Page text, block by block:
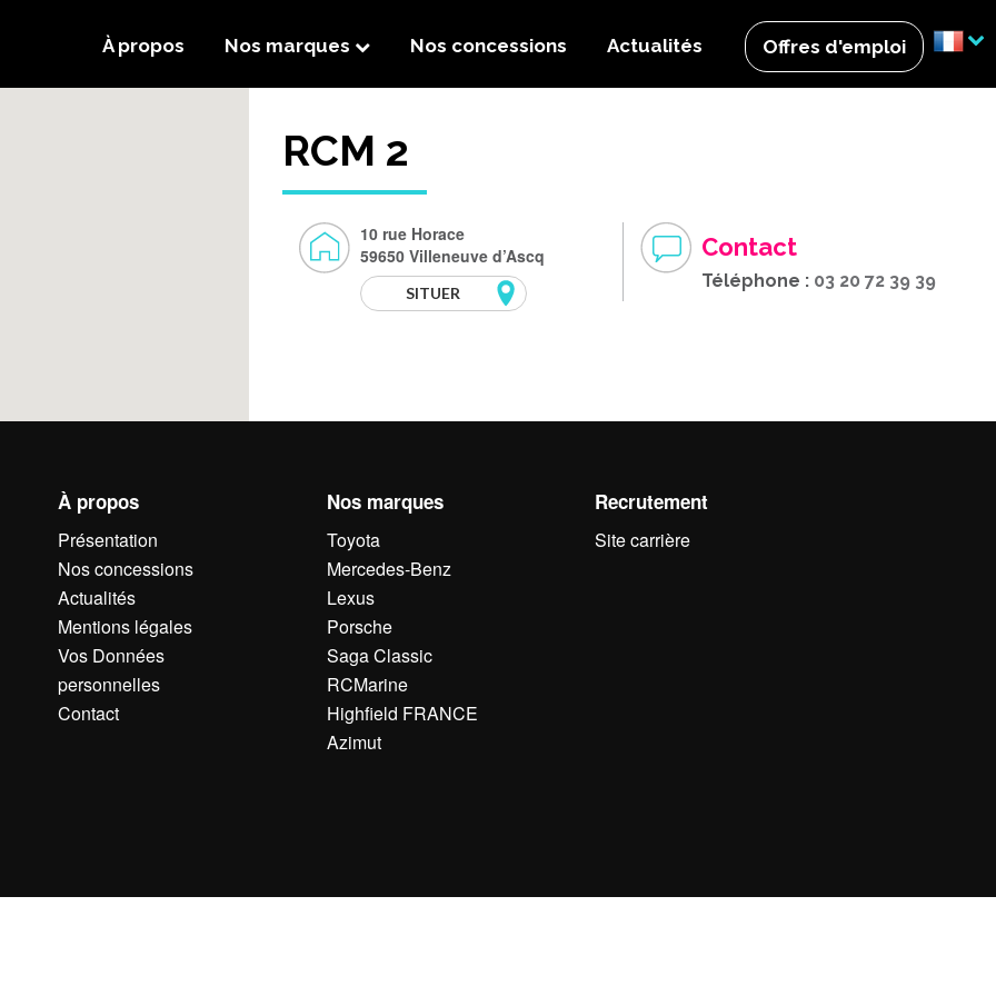
À propos
Nos marques Nos concessions Actualités Offres d'emploi
RCM 2
10 rue Horace
59650 Villeneuve d’Ascq
SITUER
Contact
Téléphone : 03 20 72 39 39
À propos
Présentation
Nos concessions
Actualités
Mentions légales
Vos Données
personnelles
Contact
Nos marques
Toyota
Mercedes-Benz
Lexus
Porsche
Saga Classic
RCMarine
Highfield FRANCE
Azimut
Recrutement
Site carrière